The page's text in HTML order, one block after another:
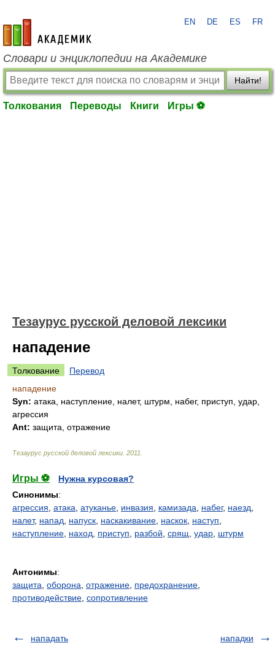
academic.ru
EN DE ES FR
Словари и энциклопедии на Академике
Найти!
Толкования Переводы Книги Игры ⚽
Тезаурус русской деловой лексики
нападение
Толкование
Перевод
нападение
Syn: атака, наступление, налет, штурм, набег, приступ, удар,
агрессия
Ant: защита, отражение
Тезаурус русской деловой лексики 2011
Игры ⚽
Нужна курсовая?
Синонимы:
агрессия атака атуканье инвазия камизада набег, наезд
налет, напад напуск наскакивание наскок наступ
наступление наход приступ разбой срящ удар штурм
Антонимы:
защита оборона отражение предохранение
противодействие сопротивление
нападать нападки